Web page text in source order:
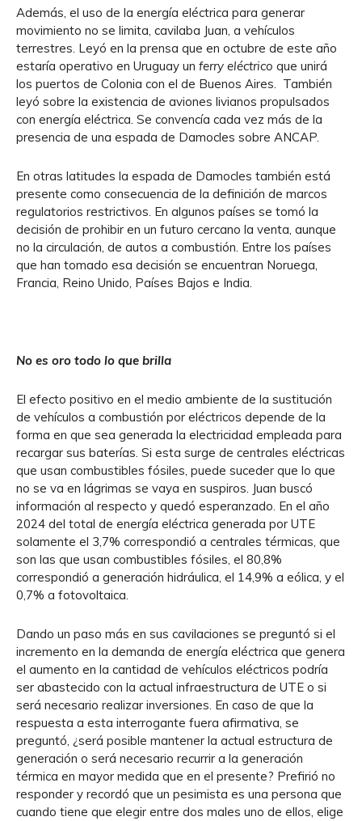
Además, el uso de la energía eléctrica para generar
movimiento no se limita, cavilaba Juan, a vehículos
terrestres. Leyó en la prensa que en octubre de este año
estaría operativo en Uruguay un ferry eléctrico que unirá
los puertos de Colonia con el de Buenos Aires. También
leyó sobre la existencia de aviones livianos propulsados
con energía eléctrica. Se convencía cada vez más de la
presencia de una espada de Damocles sobre ANCAP.
En otras latitudes la espada de Damocles también está
presente como consecuencia de la definición de marcos
regulatorios restrictivos. En algunos países se tomó la
decisión de prohibir en un futuro cercano la venta, aunque
no la circulación, de autos a combustión. Entre los países
que han tomado esa decisión se encuentran Noruega,
Francia, Reino Unido, Países Bajos e India.
No es oro todo lo que brilla
El efecto positivo en el medio ambiente de la sustitución
de vehículos a combustión por eléctricos depende de la
forma en que sea generada la electricidad empleada para
recargar sus baterías. Si esta surge de centrales eléctricas
que usan combustibles fósiles, puede suceder que lo que
no se va en lágrimas se vaya en suspiros. Juan buscó
información al respecto y quedó esperanzado. En el año
2024 del total de energía eléctrica generada por UTE
solamente el 3,7% correspondió a centrales térmicas, que
son las que usan combustibles fósiles, el 80,8%
correspondió a generación hidráulica, el 14,9% a eólica, y el
0,7% a fotovoltaica.
Dando un paso más en sus cavilaciones se preguntó si el
incremento en la demanda de energía eléctrica que genera
el aumento en la cantidad de vehículos eléctricos podría
ser abastecido con la actual infraestructura de UTE o si
será necesario realizar inversiones. En caso de que la
respuesta a esta interrogante fuera afirmativa, se
preguntó, ¿será posible mantener la actual estructura de
generación o será necesario recurrir a la generación
térmica en mayor medida que en el presente? Prefirió no
responder y recordó que un pesimista es una persona que
cuando tiene que elegir entre dos males uno de ellos, elige